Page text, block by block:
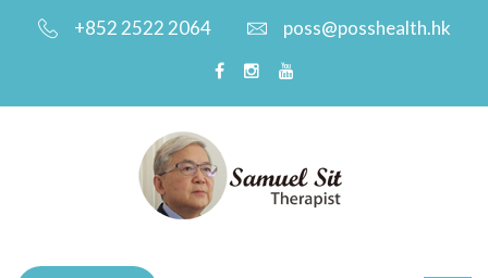
+852 2522 2064 poss@posshealth.hk